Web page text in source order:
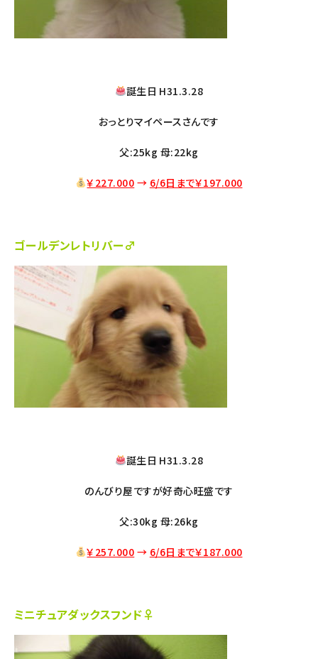
誕生日 H31.3.28
おっとりマイペースさんです
父:25kg 母:22kg
￥227.000 → 6/6日まで￥197.000
ゴールデンレトリバー♂
誕生日 H31.3.28
のんびり屋ですが好奇心旺盛です
父:30kg 母:26kg
￥257.000 → 6/6日まで￥187.000
ミニチュアダックスフンド♀